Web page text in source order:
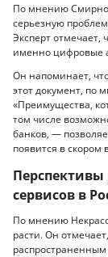
По мнению
серьезную
Эксперт отмечает,
именно цифровые
Он напоминает,
этот документ, по
«Преимущества,
том числе
банков, —
появится в
сервисов в
По мнению
расти. Он